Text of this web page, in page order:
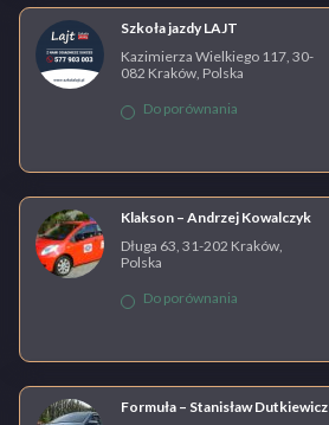
Szkoła jazdy LAJT
Kazimierza Wielkiego 117, 30-
082 Kraków, Polska
Do porównania
Klakson – Andrzej Kowalczyk
Długa 63, 31-202 Kraków,
Polska
Do porównania
Formuła – Stanisław Dutkiewicz